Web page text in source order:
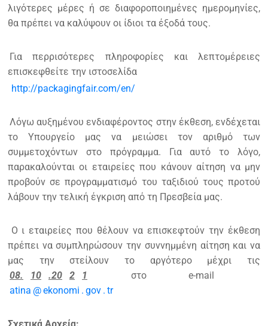
λιγότερες μέρες ή σε διαφοροποιημένες ημερομηνίες,
θα πρέπει να καλύψουν οι ίδιοι τα έξοδά τους.
Για περρισότερες πληροφορίες και λεπτομέρειες
επισκεφθείτε την ιστοσελίδα
http://packagingfair.com/en/
Λόγω αυξημένου ενδιαφέροντος στην έκθεση, ενδέχεται
το Υπουργείο μας να μειώσει τον αριθμό των
συμμετοχόντων στο πρόγραμμα. Για αυτό το λόγο,
παρακαλούνται οι εταιρείες που κάνουν αίτηση να μην
προβούν σε προγραμματισμό του ταξιδιού τους προτού
λάβουν την τελική έγκριση από τη Πρεσβεία μας.
O ι εταιρείες που θέλουν να επισκεφτούν την έκθεση
πρέπει να συμπληρώσουν την συννημμένη αίτηση και να
μας την στείλουν το αργότερο μέχρι τις
08.
10 .20 2 1 στο
e-mail
atina @ekonomi . gov . tr